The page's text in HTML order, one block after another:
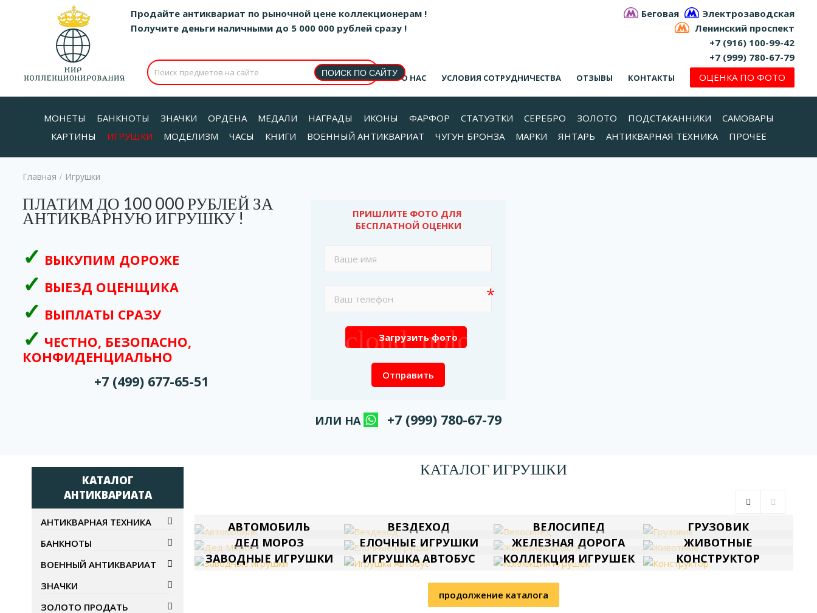
Продайте антиквариат по рыночной цене коллекционерам ! Беговая
Электрозаводская
Получите деньги наличными до 5 000 000 рублей сразу !
Ленинский проспект
+7 (916) 100-99-42
+7 (999) 780-67-79
О НАС УСЛОВИЯ СОТРУДНИЧЕСТВА ОТЗЫВЫ КОНТАКТЫ ОЦЕНКА ПО ФОТО
МОНЕТЫ БАНКНОТЫ ЗНАЧКИ ОРДЕНА МЕДАЛИ НАГРАДЫ ИКОНЫ ФАРФОР СТАТУЭТКИ СЕРЕБРО ЗОЛОТО ПОДСТАКАННИКИ
САМОВАРЫ
КАРТИНЫ
ИГРУШКИ МОДЕЛИЗМ ЧАСЫ КНИГИ ВОЕННЫЙ АНТИКВАРИАТ ЧУГУН БРОНЗА МАРКИ ЯНТАРЬ АНТИКВАРНАЯ ТЕХНИКА ПРОЧЕЕ
Главная / Игрушки
ПЛАТИМ ДО 100 000 РУБЛЕЙ ЗА
АНТИКВАРНУЮ ИГРУШКУ !
ВЫКУПИМ ДОРОЖЕ
ВЫЕЗД ОЦЕНЩИКА
ВЫПЛАТЫ СРАЗУ
ЧЕСТНО, БЕЗОПАСНО,
КОНФИДЕНЦИАЛЬНО
+7 (499) 677-65-51
ПРИШЛИТЕ ФОТО ДЛЯ
БЕСПЛАТНОЙ ОЦЕНКИ
cloud_upload
Загрузить фото
Отправить
ИЛИ НА +7 (999) 780-67-79
КАТАЛОГ ИГРУШКИ
АВТОМОБИЛЬ ВЕЗДЕХОД ВЕЛОСИПЕД
ГРУЗОВИК
ДЕД МОРОЗ
ЕЛОЧНЫЕ ИГРУШКИ ЖЕЛЕЗНАЯ ДОРОГА
ЖИВОТНЫЕ
ЗАВОДНЫЕ ИГРУШКИ
ИГРУШКА АВТОБУС КОЛЛЕКЦИЯ ИГРУШЕК КОНСТРУКТОР
продолжение каталога
КАТАЛОГ
АНТИКВАРИАТА
АНТИКВАРНАЯ ТЕХНИКА
БАНКНОТЫ
ВОЕННЫЙ АНТИКВАРИАТ
ЗНАЧКИ
ЗОЛОТО ПРОДАТЬ